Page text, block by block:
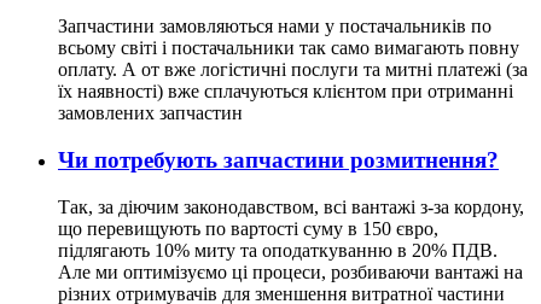
Запчастини замовляються нами у постачальників по
всьому світі і постачальники так само вимагають повну
оплату. А от вже логістичні послуги та митні платежі (за
їх наявності) вже сплачуються клієнтом при отриманні
замовлених запчастин
Чи потребують запчастини розмитнення?
Так, за діючим законодавством, всі вантажі з-за кордону,
що перевищують по вартості суму в 150 євро,
підлягають 10% миту та оподаткуванню в 20% ПДВ.
Але ми оптимізуємо ці процеси, розбиваючи вантажі на
різних отримувачів для зменшення витратної частини